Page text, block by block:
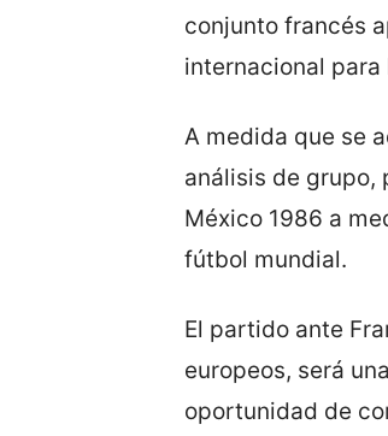
conjunto francés
internacional
A medida que se
análisis de grupo,
México 1986 a
fútbol mundial.
El partido ante
europeos, será
oportunidad de